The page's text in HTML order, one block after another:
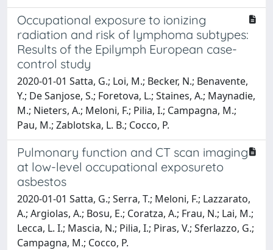
Occupational exposure to ionizing
radiation and risk of lymphoma subtypes:
Results of the Epilymph European case-
control study
2020-01-01 Satta, G.; Loi, M.; Becker, N.; Benavente,
Y.; De Sanjose, S.; Foretova, L.; Staines, A.; Maynadie,
M.; Nieters, A.; Meloni, F.; Pilia, I.; Campagna, M.;
Pau, M.; Zablotska, L. B.; Cocco, P.
Pulmonary function and CT scan imaging
at low-level occupational exposureto
asbestos
2020-01-01 Satta, G.; Serra, T.; Meloni, F.; Lazzarato,
A.; Argiolas, A.; Bosu, E.; Coratza, A.; Frau, N.; Lai, M.;
Lecca, L. I.; Mascia, N.; Pilia, I.; Piras, V.; Sferlazzo, G.;
Campagna, M.; Cocco, P.